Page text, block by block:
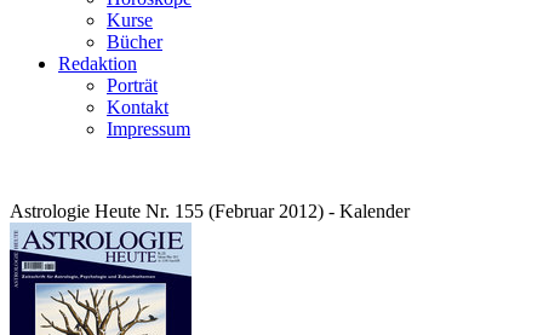
Kurse
Bücher
Redaktion
Porträt
Kontakt
Impressum
Astrologie Heute Nr. 155 (Februar 2012) - Kalender